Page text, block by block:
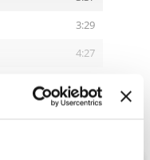
3:29
4:27
4:31